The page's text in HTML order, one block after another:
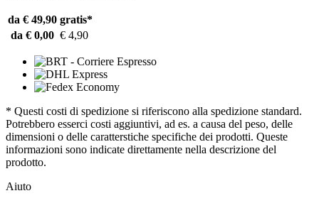
da € 49,90 gratis*
da € 0,00 € 4,90
* Questi costi di spedizione si riferiscono alla spedizione standard.
Potrebbero esserci costi aggiuntivi, ad es. a causa del peso, delle
dimensioni o delle caratterstiche specifiche dei prodotti. Queste
informazioni sono indicate direttamente nella descrizione del
prodotto.
Aiuto